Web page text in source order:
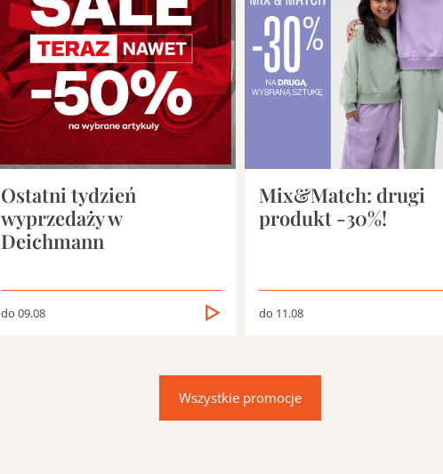
Ostatni tydzień
wyprzedaży w
Deichmann
do 09.08
Mix&Match: drugi
produkt -30%!
do 11.08
Wszystkie promocje